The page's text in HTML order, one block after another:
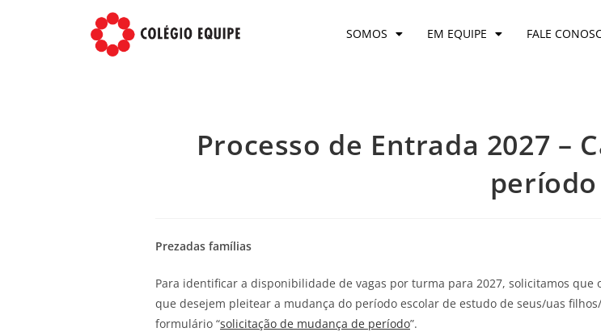
SOMOS EM EQUIPE FALE
Processo de Entrada 2027 –
período
Prezadas famílias
Para identificar a disponibilidade de vagas por turma para 2027, solicitamos que
que desejem pleitear a mudança do período escolar de estudo de seus/uas
formulário “solicitação de mudança de período”.